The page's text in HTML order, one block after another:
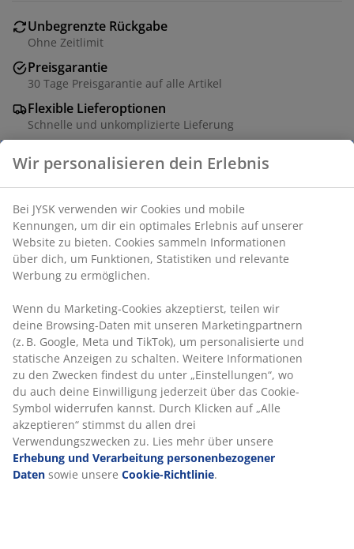
Unbegrenzte Rückgabe
Ohne Zeitlimit
Preisgarantie
30 Tage Preisgarantie auf alle Artikel
Flexible Lieferoptionen
Schnelle und unkomplizierte Lieferung
Kippmechanismus. Inkl. Fusshocker. B70 x H107 x T119
cm
Artikelnummer: 3670053
Aufbauanleitung
Spezifikationen
Bewertungen
(29)